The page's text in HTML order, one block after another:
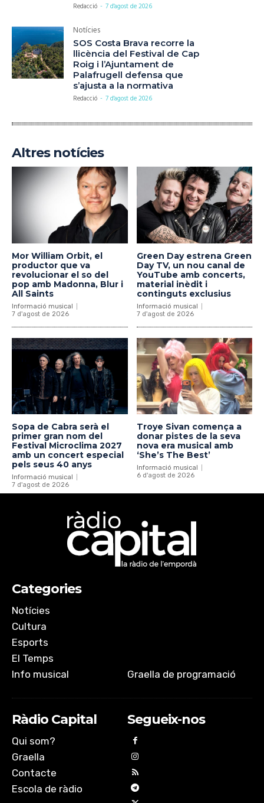
Redacció - 7 d'agost de 2026
Notícies
SOS Costa Brava recorre la
llicència del Festival de Cap
Roig i l’Ajuntament de
Palafrugell defensa que
s’ajusta a la normativa
Redacció - 7 d'agost de 2026
Altres notícies
Mor William Orbit, el
productor que va
revolucionar el so del
pop amb Madonna, Blur i
All Saints
Informació musical
7 d'agost de 2026
Green Day estrena Green
Day TV, un nou canal de
YouTube amb concerts,
material inèdit i
continguts exclusius
Informació musical
7 d'agost de 2026
Sopa de Cabra serà el
primer gran nom del
Festival Microclima 2027
amb un concert especial
pels seus 40 anys
Informació musical
7 d'agost de 2026
Troye Sivan comença a
donar pistes de la seva
nova era musical amb
‘She’s The Best’
Informació musical
6 d'agost de 2026
Categories
Notícies
Cultura
Esports
El Temps
Info musical
Graella de programació
Ràdio Capital
Qui som?
Graella
Contacte
Escola de ràdio
Segueix-nos